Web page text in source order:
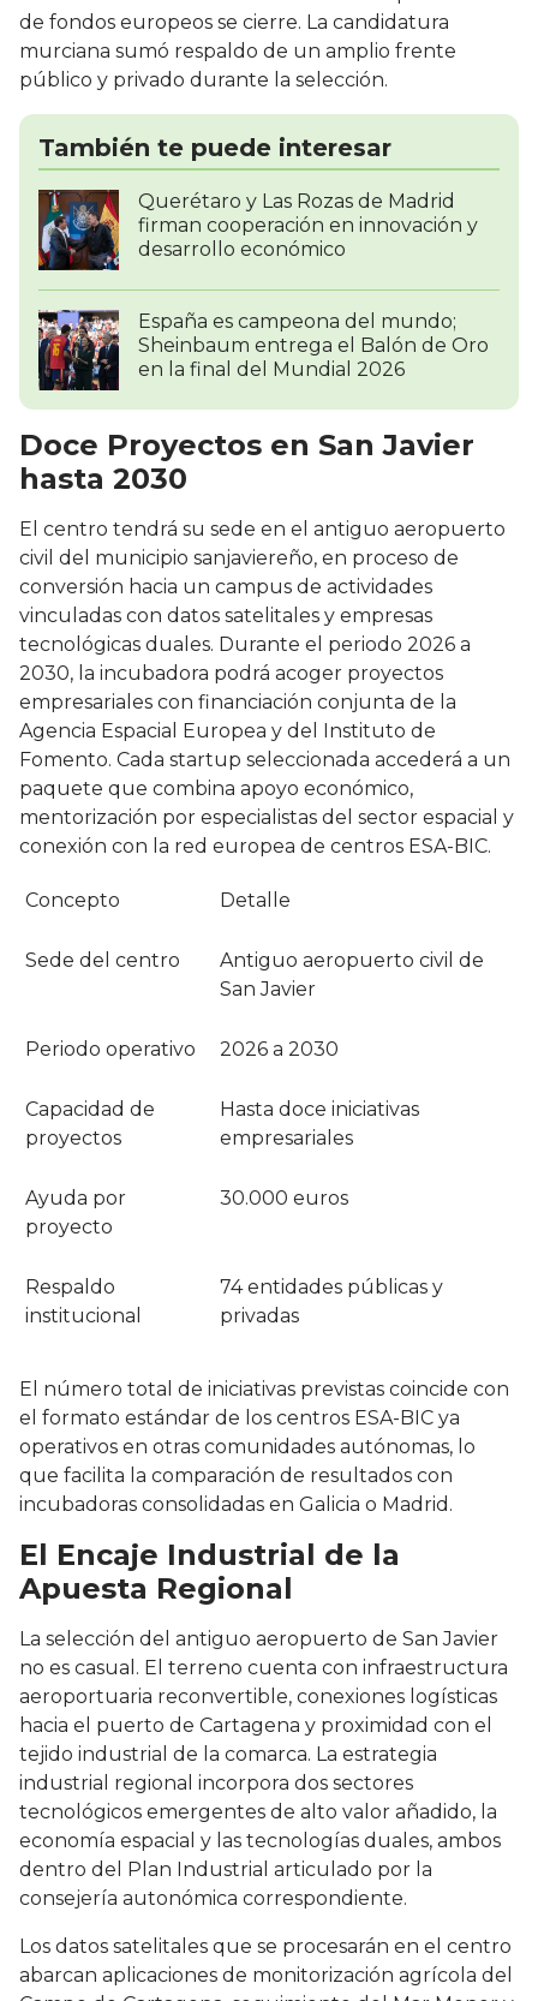
de fondos europeos se cierre. La candidatura
murciana sumó respaldo de un amplio frente
público y privado durante la selección.
También te puede interesar
Querétaro y Las Rozas de Madrid
firman cooperación en innovación y
desarrollo económico
España es campeona del mundo;
Sheinbaum entrega el Balón de Oro
en la final del Mundial 2026
Doce Proyectos en San Javier
hasta 2030
El centro tendrá su sede en el antiguo aeropuerto
civil del municipio sanjaviereño, en proceso de
conversión hacia un campus de actividades
vinculadas con datos satelitales y empresas
tecnológicas duales. Durante el periodo 2026 a
2030, la incubadora podrá acoger proyectos
empresariales con financiación conjunta de la
Agencia Espacial Europea y del Instituto de
Fomento. Cada startup seleccionada accederá a un
paquete que combina apoyo económico,
mentorización por especialistas del sector espacial y
conexión con la red europea de centros ESA-BIC.
Concepto Detalle
Sede del centro
Antiguo aeropuerto civil de
San Javier
Periodo operativo 2026 a 2030
Capacidad de
proyectos
Hasta doce iniciativas
empresariales
Ayuda por
proyecto
30.000 euros
Respaldo
institucional
74 entidades públicas y
privadas
El número total de iniciativas previstas coincide con
el formato estándar de los centros ESA-BIC ya
operativos en otras comunidades autónomas, lo
que facilita la comparación de resultados con
incubadoras consolidadas en Galicia o Madrid.
El Encaje Industrial de la
Apuesta Regional
La selección del antiguo aeropuerto de San Javier
no es casual. El terreno cuenta con infraestructura
aeroportuaria reconvertible, conexiones logísticas
hacia el puerto de Cartagena y proximidad con el
tejido industrial de la comarca. La estrategia
industrial regional incorpora dos sectores
tecnológicos emergentes de alto valor añadido, la
economía espacial y las tecnologías duales, ambos
dentro del Plan Industrial articulado por la
consejería autonómica correspondiente.
Los datos satelitales que se procesarán en el centro
abarcan aplicaciones de monitorización agrícola del